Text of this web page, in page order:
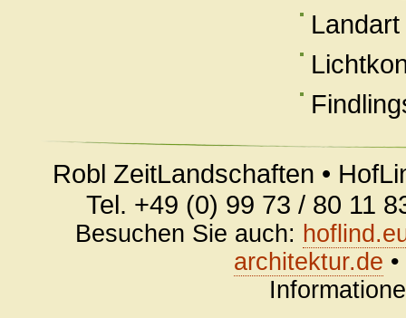
Landart
Robl ZeitLandschaften •
Tel. +49 (0) 99 73 / 80 11
Besuchen Sie auch:
architektur.de •